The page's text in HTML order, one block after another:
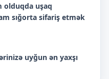
olduqda uşaq
sığorta sifariş etmək
uyğun ən yaxşı